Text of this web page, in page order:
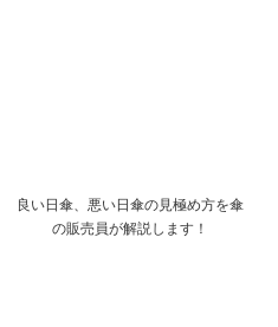
良い日傘、悪い日傘の見極め方を傘
の販売員が解説します！